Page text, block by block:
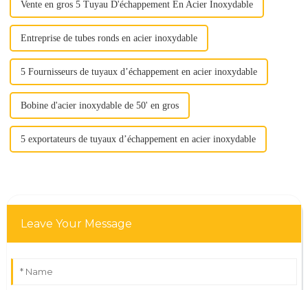
Vente en gros 5 Tuyau D'échappement En Acier Inoxydable
Entreprise de tubes ronds en acier inoxydable
5 Fournisseurs de tuyaux d’échappement en acier inoxydable
Bobine d'acier inoxydable de 50' en gros
5 exportateurs de tuyaux d’échappement en acier inoxydable
Leave Your Message